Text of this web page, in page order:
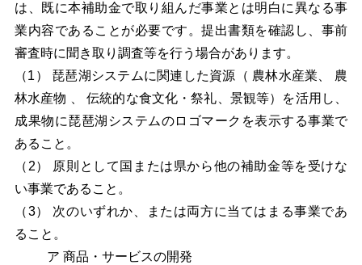
は、既に本補助金で取り組んだ事業とは明白に異なる事
業内容であることが必要です。提出書類を確認し、事前
審査時に聞き取り調査等を行う場合があります。
（1） 琵琶湖システムに関連した資源（ 農林水産業、 農
林水産物 、 伝統的な食文化・祭礼、景観等）を活用し、
成果物に琵琶湖システムのロゴマークを表示する事業で
あること。
（2） 原則として国または県から他の補助金等を受けな
い事業であること。
（3） 次のいずれか、または両方に当てはまる事業であ
ること。
ア 商品・サービスの開発